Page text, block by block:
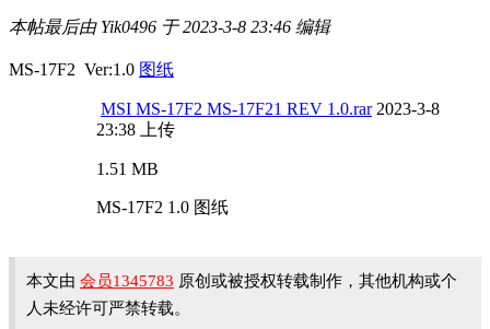
本帖最后由 Yik0496 于 2023-3-8 23:46 编辑
MS-17F2 Ver:1.0 图纸
MSI MS-17F2 MS-17F21 REV 1.0.rar 2023-3-8
23:38 上传
1.51 MB
MS-17F2 1.0 图纸
本文由 会员1345783 原创或被授权转载制作，其他机构或个
人未经许可严禁转载。